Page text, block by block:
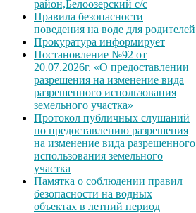
район,Белоозерский с/с
Правила безопасности
поведения на воде для родителей
Прокуратура информирует
Постановление №92 от
20.07.2026г. «О предоставлении
разрешения на изменение вида
разрешенного использования
земельного участка»
Протокол публичных слушаний
по предоставлению разрешения
на изменение вида разрешенного
использования земельного
участка
Памятка о соблюдении правил
безопасности на водных
объектах в летний период